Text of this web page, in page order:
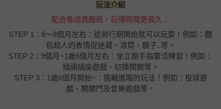
玩法介紹
配合各成長階段，玩得時間更長久：
STEP 1：6～8個月左右：從爬行期開始就可以玩耍！例如：麵
包超人的表情捉迷藏、滾筒、鏡子..等。
STEP 2：9個月~1歲6個月左右：坐立期手指靈活練習！例如：
插頭插座遊戲、切換開關等。
STEP 3：1歲6個月開始~：挑戰進階的玩法！例如：投球遊
戲、開關門及音樂遊戲等。